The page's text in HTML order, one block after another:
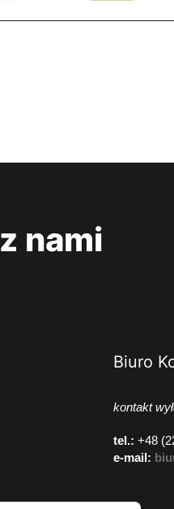
z nami
Biuro
kontakt
tel.: +48
e-mail: